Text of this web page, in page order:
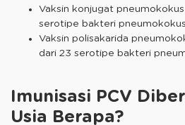
Vaksin konjugat pneumokokus
serotipe bakteri
Vaksin polisakarida
dari 23 serotipe bakteri
Imunisasi PCV
Usia Berapa?